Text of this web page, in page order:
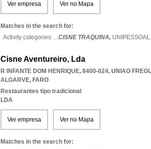
Ver empresa Ver no Mapa
Matches in the search for:
Activity categories: ...CISNE TRAQUINA, UNIPESSOAL
Cisne Aventureiro, Lda
R INFANTE DOM HENRIQUE, 8400-024, UNIAO
ALGARVE, FARO
Restaurantes tipo tradicional
LDA
Ver empresa Ver no Mapa
Matches in the search for: